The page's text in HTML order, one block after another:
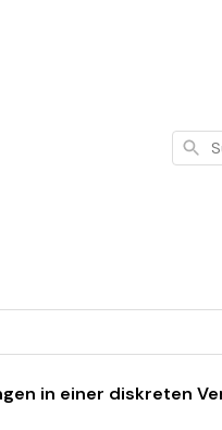
in einer diskreten